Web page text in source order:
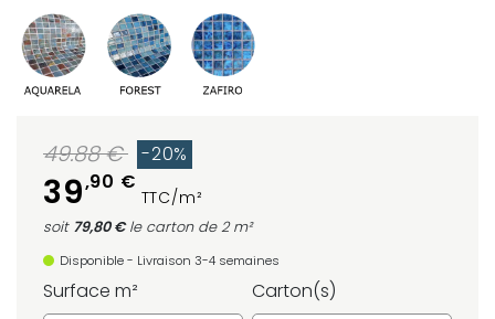
49.88 € -20%
39,90 €
TTC/m²
soit 79,80 €le carton de 2 m²
Disponible - Livraison 3-4 semaines
Surface m²
Carton(s)